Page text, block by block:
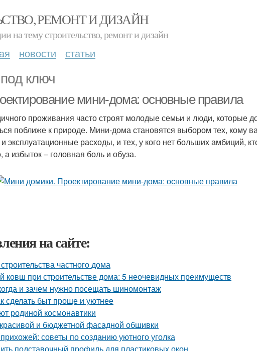
РЕМОНТ И ДИЗАЙН
на тему строительство, ремонт и дизайн
новости статьи
ключ
мини-дома: основные правила
проживания часто строят молодые семьи и люди, которые
поближе к природе. Мини-дома становятся выбором тех, кому
и эксплуатационные расходы, и тех, у кого нет больших амбиций,
а избыток – головная боль и обуза.
на сайте:
частного дома
ковш при строительстве дома: 5 неочевидных преимуществ
и зачем нужно посещать шиномонтаж
сделать быт проще и уютнее
родиной космонавтики
и бюджетной фасадной обшивки
советы по созданию уютного уголка